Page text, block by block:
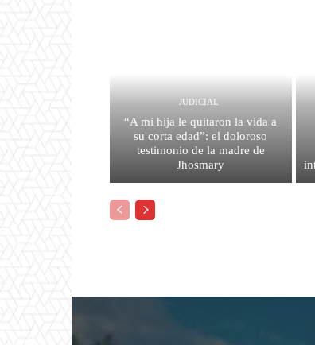
JUDICIAL
“A mi hija le quitaron la vida a
su corta edad”: el doloroso
testimonio de la madre de
Jhosmary